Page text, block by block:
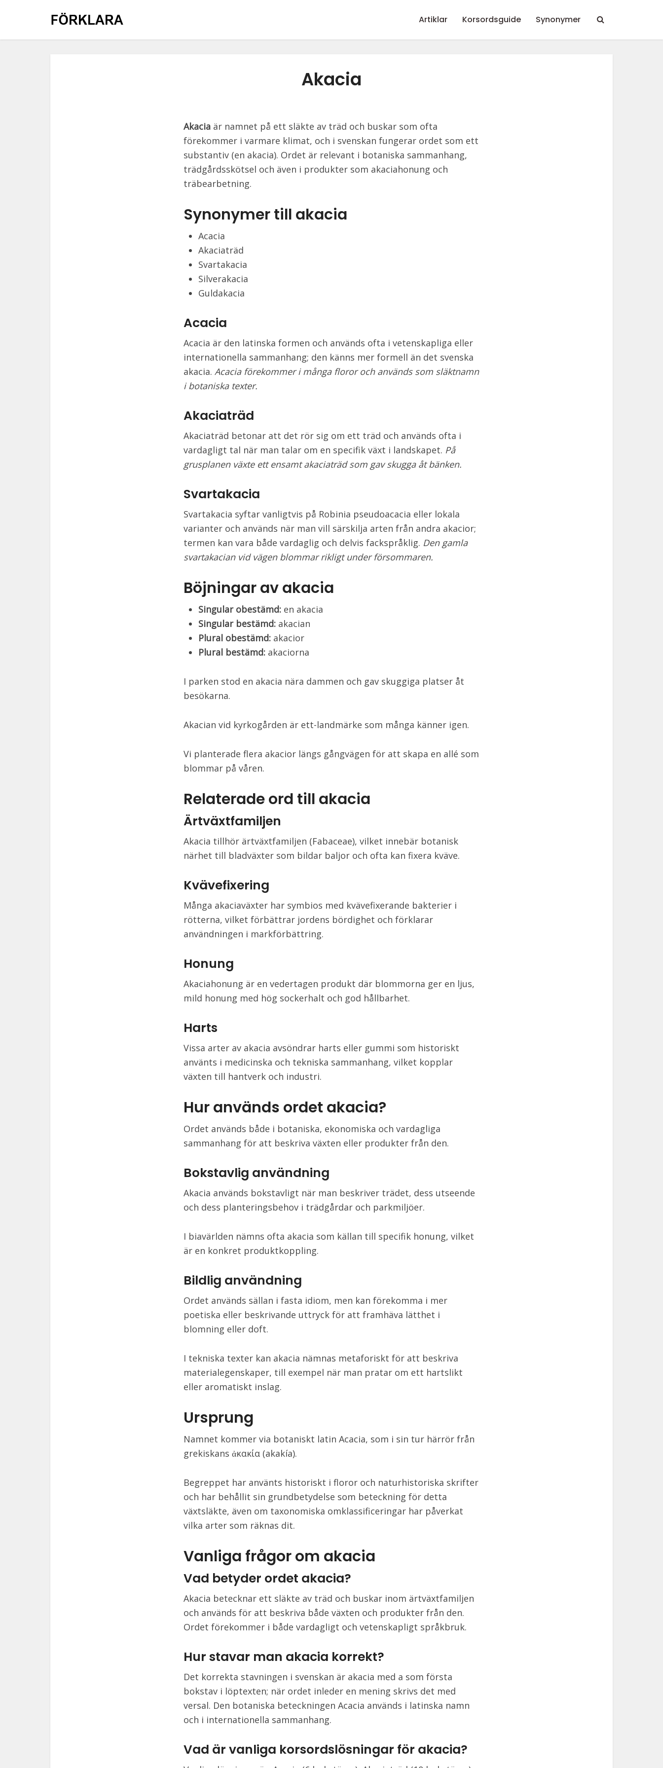
Artiklar Korsordsguide Synonymer
Akacia
Akacia är namnet på ett släkte av träd och buskar som ofta
förekommer i varmare klimat, och i svenskan fungerar ordet som ett
substantiv (en akacia). Ordet är relevant i botaniska sammanhang,
trädgårdsskötsel och även i produkter som akaciahonung och
träbearbetning.
Synonymer till akacia
Acacia
Akaciaträd
Svartakacia
Silverakacia
Guldakacia
Acacia
Acacia är den latinska formen och används ofta i vetenskapliga eller
internationella sammanhang; den känns mer formell än det svenska
akacia. Acacia förekommer i många floror och används som släktnamn
i botaniska texter.
Akaciaträd
Akaciaträd betonar att det rör sig om ett träd och används ofta i
vardagligt tal när man talar om en specifik växt i landskapet. På
grusplanen växte ett ensamt akaciaträd som gav skugga åt bänken.
Svartakacia
Svartakacia syftar vanligtvis på Robinia pseudoacacia eller lokala
varianter och används när man vill särskilja arten från andra akacior;
termen kan vara både vardaglig och delvis fackspråklig. Den gamla
svartakacian vid vägen blommar rikligt under försommaren.
Böjningar av akacia
Singular obestämd: en akacia
Singular bestämd: akacian
Plural obestämd: akacior
Plural bestämd: akaciorna
I parken stod en akacia nära dammen och gav skuggiga platser åt
besökarna.
Akacian vid kyrkogården är ett-landmärke som många känner igen.
Vi planterade flera akacior längs gångvägen för att skapa en allé som
blommar på våren.
Relaterade ord till akacia
Ärtväxtfamiljen
Akacia tillhör ärtväxtfamiljen (Fabaceae), vilket innebär botanisk
närhet till bladväxter som bildar baljor och ofta kan fixera kväve.
Kvävefixering
Många akaciaväxter har symbios med kvävefixerande bakterier i
rötterna, vilket förbättrar jordens bördighet och förklarar
användningen i markförbättring.
Honung
Akaciahonung är en vedertagen produkt där blommorna ger en ljus,
mild honung med hög sockerhalt och god hållbarhet.
Harts
Vissa arter av akacia avsöndrar harts eller gummi som historiskt
använts i medicinska och tekniska sammanhang, vilket kopplar
växten till hantverk och industri.
Hur används ordet akacia?
Ordet används både i botaniska, ekonomiska och vardagliga
sammanhang för att beskriva växten eller produkter från den.
Bokstavlig användning
Akacia används bokstavligt när man beskriver trädet, dess utseende
och dess planteringsbehov i trädgårdar och parkmiljöer.
I biavärlden nämns ofta akacia som källan till specifik honung, vilket
är en konkret produktkoppling.
Bildlig användning
Ordet används sällan i fasta idiom, men kan förekomma i mer
poetiska eller beskrivande uttryck för att framhäva lätthet i
blomning eller doft.
I tekniska texter kan akacia nämnas metaforiskt för att beskriva
materialegenskaper, till exempel när man pratar om ett hartslikt
eller aromatiskt inslag.
Ursprung
Namnet kommer via botaniskt latin Acacia, som i sin tur härrör från
grekiskans ἀκακία (akakía).
Begreppet har använts historiskt i floror och naturhistoriska skrifter
och har behållit sin grundbetydelse som beteckning för detta
växtsläkte, även om taxonomiska omklassificeringar har påverkat
vilka arter som räknas dit.
Vanliga frågor om akacia
Vad betyder ordet akacia?
Akacia betecknar ett släkte av träd och buskar inom ärtväxtfamiljen
och används för att beskriva både växten och produkter från den.
Ordet förekommer i både vardagligt och vetenskapligt språkbruk.
Hur stavar man akacia korrekt?
Det korrekta stavningen i svenskan är akacia med a som första
bokstav i löptexten; när ordet inleder en mening skrivs det med
versal. Den botaniska beteckningen Acacia används i latinska namn
och i internationella sammanhang.
Vad är vanliga korsordslösningar för akacia?